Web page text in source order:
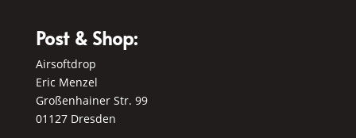
Post & Shop:
Airsoftdrop
Eric Menzel
Großenhainer Str. 99
01127 Dresden